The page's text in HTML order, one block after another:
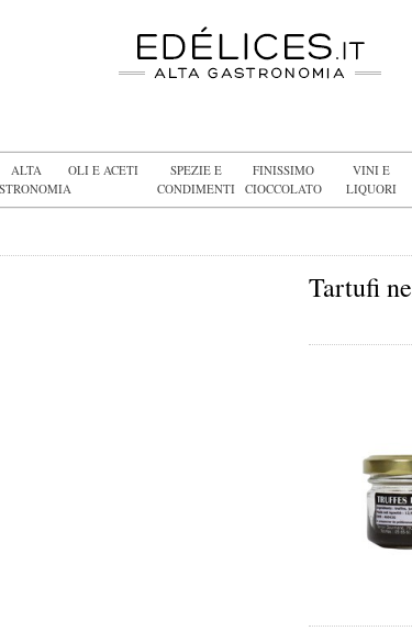
ALTA
OLI E ACETI
SPEZIE E
CONDIMENTI
FINISSIMO
CIOCCOLATO
VINI E
LIQUORI
Tartufi